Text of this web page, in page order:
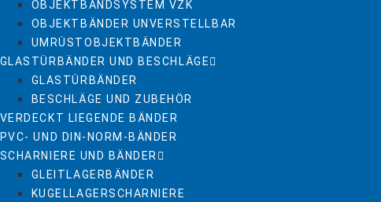
OBJEKTBANDSYSTEM VZK
OBJEKTBÄNDER UNVERSTELLBAR
UMRÜSTOBJEKTBÄNDER
GLASTÜRBÄNDER UND BESCHLÄGE
GLASTÜRBÄNDER
BESCHLÄGE UND ZUBEHÖR
VERDECKT LIEGENDE BÄNDER
PVC- UND DIN-NORM-BÄNDER
SCHARNIERE UND BÄNDER
GLEITLAGERBÄNDER
KUGELLAGERSCHARNIERE